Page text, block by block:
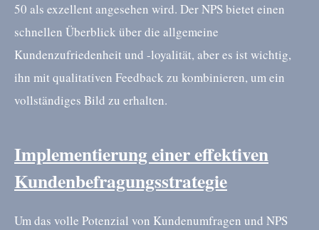
50 als exzellent angesehen wird. Der NPS bietet einen
schnellen Überblick über die allgemeine
Kundenzufriedenheit und -loyalität, aber es ist wichtig,
ihn mit qualitativen Feedback zu kombinieren, um ein
vollständiges Bild zu erhalten.
Implementierung einer effektiven
Kundenbefragungsstrategie
Um das volle Potenzial von Kundenumfragen und NPS